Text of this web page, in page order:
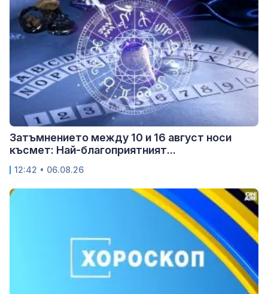
Затъмнението между 10 и 16 август носи
късмет: Най-благоприятният...
12:42 • 06.08.26